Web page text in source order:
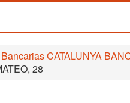
CATALUNYA
28